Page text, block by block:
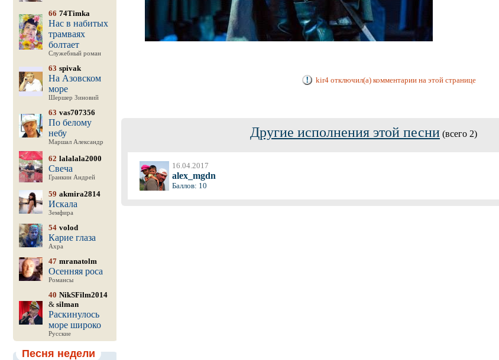
66 74Timka
Нас в набитых
трамваях
болтает
Служебный роман
63 spivak
На Азовском
море
Шершер Зиновий
63 vas707356
По белому
небу
Маршал Александр
62 lalalala2000
Свеча
Гранкин Андрей
59 akmira2814
Искала
Земфира
54 volod
Карие глаза
Ахра
47 mranatolm
Осенняя роса
Романсы
40 NikSFilm2014
& silman
Раскинулось
море широко
Русские
Песня недели
kir4 отключил(а) комментарии на этой странице
Другие исполнения этой песни (всего 2)
16.04.2017
alex_mgdn
Баллов: 10